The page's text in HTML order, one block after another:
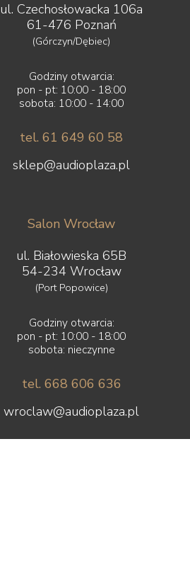
ul. Czechosłowacka 106a
61-476 Poznań
(Górczyn/Dębiec)
Godziny otwarcia:
pon - pt: 10:00 - 18:00
sobota: 10:00 - 14:00
tel. 61 649 60 58
sklep@audioplaza.pl
Salon Wrocław
ul. Białowieska 65B
54-234 Wrocław
(Port Popowice)
Godziny otwarcia:
pon - pt: 10:00 - 18:00
sobota: nieczynne
tel. 668 606 636
wroclaw@audioplaza.pl